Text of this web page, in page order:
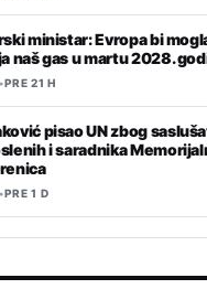
ministar: Evropa bi
naš gas u martu 2028.
•PRE 21 H
pisao UN zbog
i saradnika
•PRE 1 D